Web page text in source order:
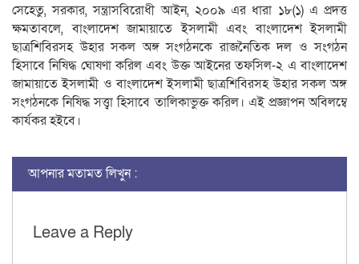
সেহেতু, সরকার, সন্ত্রাসবিরোধী আইন, ২০০৯ এর ধারা ১৮(১) এ প্রদত্ত
ক্ষমতাবলে, বাংলাদেশ জামায়াতে ইসলামী এবং বাংলাদেশ ইসলামী
ছাত্রশিবিরসহ উহার সকল অঙ্গ সংগঠনকে রাজনৈতিক দল ও সংগঠন
হিসাবে নিষিদ্ধ ঘোষণা করিল এবং উক্ত আইনের তফসিল-২ এ বাংলাদেশ
জামায়াতে ইসলামী ও বাংলাদেশ ইসলামী ছাত্রশিবিরসহ উহার সকল অঙ্গ
সংগঠনকে নিষিদ্ধ সত্ত্বা হিসাবে তালিকাভুক্ত করিল। এই প্রজ্ঞাপন অবিলম্বে
কার্যকর হইবে।
আপনার মতামত লিখুন :
Leave a Reply